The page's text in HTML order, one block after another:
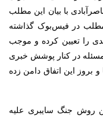
با بیان این مطلب
در فیس‌بوک گذاشته
را تعیین کرده و موجب
در کنار پوشش خبری
بروز این اتفاق دامن زده
روش جنگ سایبری علیه